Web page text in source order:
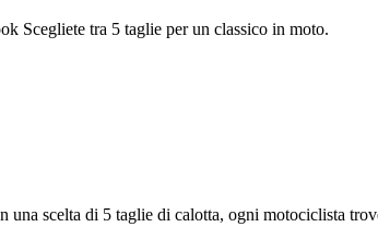
Scegliete tra 5 taglie per un classico in moto.
una scelta di 5 taglie di calotta, ogni motociclista